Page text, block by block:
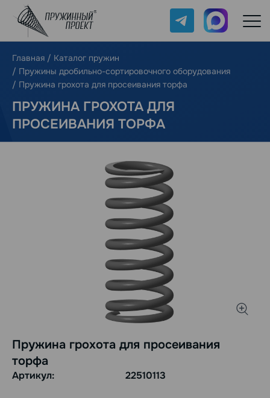
Telegram Max
Главная / Каталог пружин
/ Пружины дробильно-сортировочного оборудования
/ Пружина грохота для просеивания торфа
ПРУЖИНА ГРОХОТА ДЛЯ
ПРОСЕИВАНИЯ ТОРФА
Пружина грохота для просеивания
торфа
Артикул: 22510113